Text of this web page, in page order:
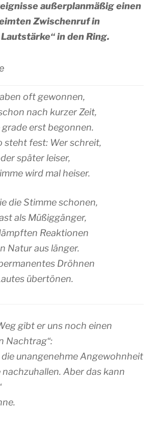
außerplanmäßig einen
Zwischenruf in
in den Ring.
oft gewonnen,
nach kurzer Zeit,
erst begonnen.
steht fest: Wer schreit,
später leiser,
wird mal heiser.
die Stimme schonen,
als Müßiggänger,
Reaktionen
Natur aus länger.
Dröhnen
übertönen.
gibt er uns noch einen
Nachtrag“:
die unangenehme Angewohnheit
Aber das kann